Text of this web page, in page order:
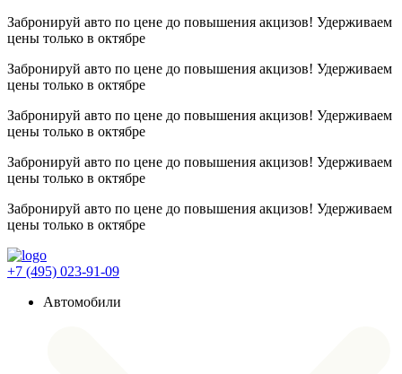
Забронируй авто по цене до повышения акцизов! Удерживаем
цены только в октябре
Забронируй авто по цене до повышения акцизов! Удерживаем
цены только в октябре
Забронируй авто по цене до повышения акцизов! Удерживаем
цены только в октябре
Забронируй авто по цене до повышения акцизов! Удерживаем
цены только в октябре
Забронируй авто по цене до повышения акцизов! Удерживаем
цены только в октябре
+7 (495) 023-91-09
Автомобили